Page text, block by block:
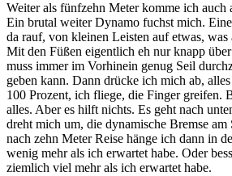
Weiter als fünfzehn Meter komme ich auch
Ein brutal weiter Dynamo fuchst mich.
da rauf, von kleinen Leisten auf etwas,
Mit den Füßen eigentlich eh nur knapp
muss immer im Vorhinein genug Seil
geben kann. Dann drücke ich mich ab,
100 Prozent, ich fliege, die Finger greifen.
alles. Aber es hilft nichts. Es geht nach
dreht mich um, die dynamische Bremse am
nach zehn Meter Reise hänge ich dann in
wenig mehr als ich erwartet habe. Oder
ziemlich viel mehr als ich erwartet habe.